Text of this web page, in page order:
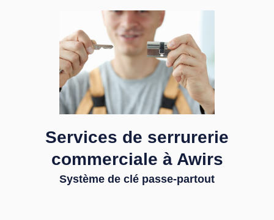
Services de serrurerie
commerciale à Awirs
Système de clé passe-partout